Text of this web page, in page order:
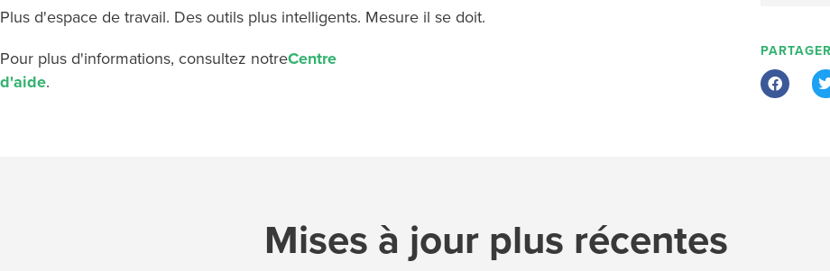
Plus d'espace de travail. Des outils plus intelligents. Mesure il se doit.
Pour plus d'informations, consultez notreCentre
d'aide.
PARTAGER
Mises à jour plus récentes